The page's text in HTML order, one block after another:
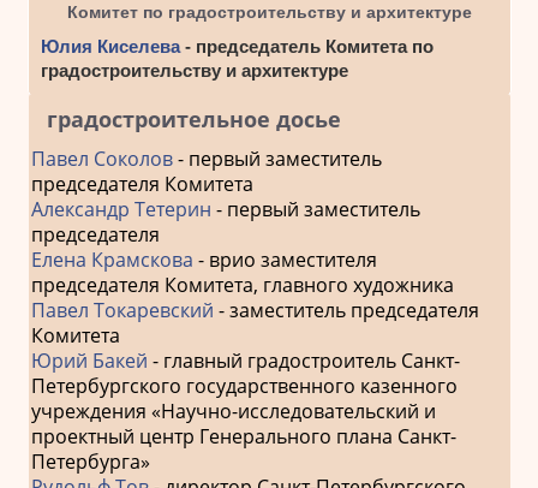
Комитет по градостроительству и архитектуре
Юлия Киселева- председатель Комитета по
градостроительству и архитектуре
градостроительное досье
Павел Соколов- первый заместитель
председателя Комитета
Александр Тетерин - первый заместитель
председателя
Елена Крамскова - врио заместителя
председателя Комитета, главного художника
Павел Токаревский - заместитель председателя
Комитета
Юрий Бакей - главный градостроитель Санкт-
Петербургского государственного казенного
учреждения «Научно-исследовательский и
проектный центр Генерального плана Санкт-
Петербурга»